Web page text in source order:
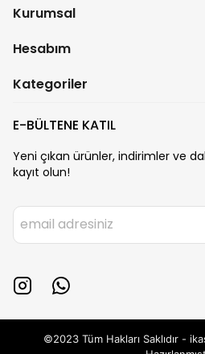
Kurumsal
Hesabım
Kategoriler
E-BÜLTENE KATIL
Yeni çıkan ürünler, indirimler ve
kayıt olun!
©2023 Tüm Hakları Saklıdır -